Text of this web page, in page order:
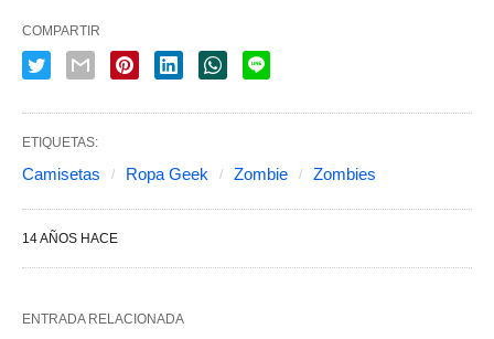
COMPARTIR
ETIQUETAS:
Camisetas Ropa Geek Zombie Zombies
14 AÑOS HACE
ENTRADA RELACIONADA